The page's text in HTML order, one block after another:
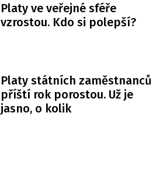
Platy ve veřejné sféře
vzrostou. Kdo si polepší?
Platy státních zaměstnanců
příští rok porostou. Už je
jasno, o kolik